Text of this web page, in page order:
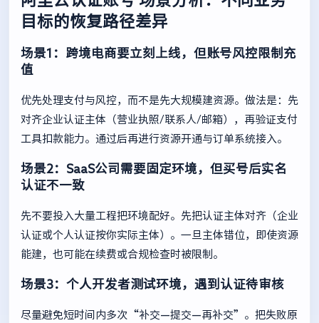
目标的恢复路径差异
场景1：跨境电商要立刻上线，但账号风控限制充
值
优先处理支付与风控，而不是先大规模建资源。做法是：先
对齐企业认证主体（营业执照/联系人/邮箱），再验证支付
工具扣款能力。通过后再进行资源开通与订单系统接入。
场景2：SaaS公司需要固定环境，但买号后实名
认证不一致
先不要投入大量工程把环境配好。先把认证主体对齐（企业
认证或个人认证按你实际主体）。一旦主体错位，即使资源
能建，也可能在续费或合规检查时被限制。
场景3：个人开发者测试环境，遇到认证待审核
尽量避免短时间内多次“补交—提交—再补交”。把失败原